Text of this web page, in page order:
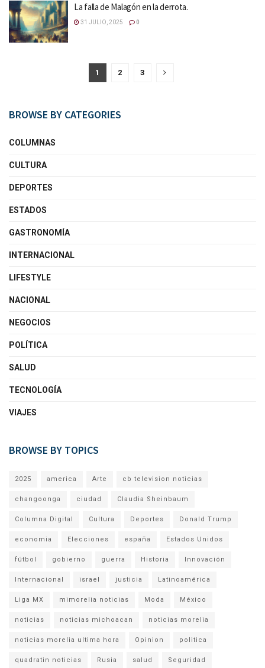
La falla de Malagón en la derrota.
31 JULIO, 2025 0
1 2 3
BROWSE BY CATEGORIES
COLUMNAS
CULTURA
DEPORTES
ESTADOS
GASTRONOMÍA
INTERNACIONAL
LIFESTYLE
NACIONAL
NEGOCIOS
POLÍTICA
SALUD
TECNOLOGÍA
VIAJES
BROWSE BY TOPICS
2025 america Arte cb television noticias
changoonga ciudad Claudia Sheinbaum
Columna Digital Cultura Deportes Donald Trump
economia Elecciones españa Estados Unidos
fútbol gobierno guerra Historia Innovación
Internacional israel justicia Latinoamérica
Liga MX mimorelia noticias Moda México
noticias noticias michoacan noticias morelia
noticias morelia ultima hora Opinion politica
quadratin noticias Rusia salud Seguridad